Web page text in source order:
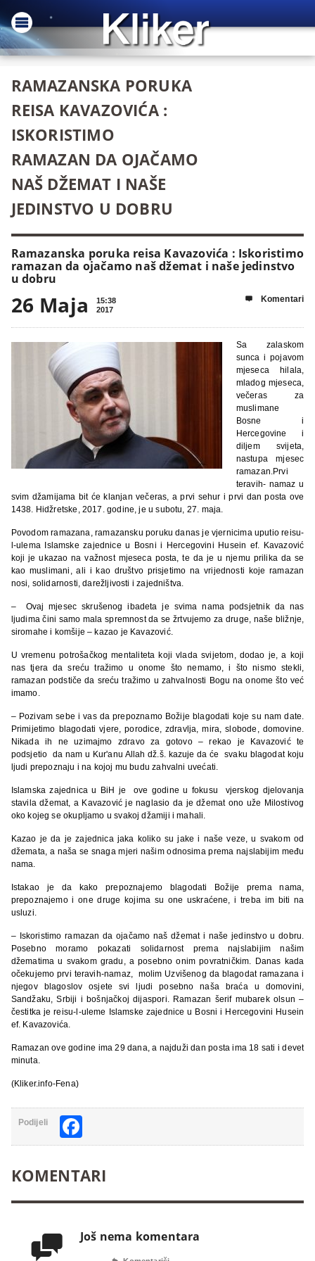
RAMAZANSKA PORUKA
REISA KAVAZOVIĆA :
ISKORISTIMO
RAMAZAN DA OJAČAMO
NAŠ DŽEMAT I NAŠE
JEDINSTVO U DOBRU
Ramazanska poruka reisa Kavazovića : Iskoristimo
ramazan da ojačamo naš džemat i naše jedinstvo
u dobru
26 Maja
15:38
2017
 Komentari
Sa zalaskom
sunca i pojavom
mjeseca hilala,
mladog mjeseca,
večeras za
muslimane
Bosne i
Hercegovine i
diljem svijeta,
nastupa mjesec
ramazan.Prvi
teravih- namaz u
svim džamijama bit će klanjan večeras, a prvi sehur i prvi dan posta ove
1438. Hidžretske, 2017. godine, je u subotu, 27. maja.
Povodom ramazana, ramazansku poruku danas je vjernicima uputio reisu-
l-ulema Islamske zajednice u Bosni i Hercegovini Husein ef. Kavazović
koji je ukazao na važnost mjeseca posta, te da je u njemu prilika da se
kao muslimani, ali i kao društvo prisjetimo na vrijednosti koje ramazan
nosi, solidarnosti, darežljivosti i zajedništva.
– Ovaj mjesec skrušenog ibadeta je svima nama podsjetnik da nas
ljudima čini samo mala spremnost da se žrtvujemo za druge, naše bližnje,
siromahe i komšije – kazao je Kavazović.
U vremenu potrošačkog mentaliteta koji vlada svijetom, dodao je, a koji
nas tjera da sreću tražimo u onome što nemamo, i što nismo stekli,
ramazan podstiče da sreću tražimo u zahvalnosti Bogu na onome što već
imamo.
– Pozivam sebe i vas da prepoznamo Božije blagodati koje su nam date.
Primijetimo blagodati vjere, porodice, zdravlja, mira, slobode, domovine.
Nikada ih ne uzimajmo zdravo za gotovo – rekao je Kavazović te
podsjetio da nam u Kur'anu Allah dž.š. kazuje da će svaku blagodat koju
ljudi prepoznaju i na kojoj mu budu zahvalni uvećati.
Islamska zajednica u BiH je ove godine u fokusu vjerskog djelovanja
stavila džemat, a Kavazović je naglasio da je džemat ono uže Milostivog
oko kojeg se okupljamo u svakoj džamiji i mahali.
Kazao je da je zajednica jaka koliko su jake i naše veze, u svakom od
džemata, a naša se snaga mjeri našim odnosima prema najslabijim među
nama.
Istakao je da kako prepoznajemo blagodati Božije prema nama,
prepoznajemo i one druge kojima su one uskraćene, i treba im biti na
usluzi.
– Iskoristimo ramazan da ojačamo naš džemat i naše jedinstvo u dobru.
Posebno moramo pokazati solidarnost prema najslabijim našim
džematima u svakom gradu, a posebno onim povratničkim. Danas kada
očekujemo prvi teravih-namaz, molim Uzvišenog da blagodat ramazana i
njegov blagoslov osjete svi ljudi posebno naša braća u domovini,
Sandžaku, Srbiji i bošnjačkoj dijaspori. Ramazan šerif mubarek olsun –
čestitka je reisu-l-uleme Islamske zajednice u Bosni i Hercegovini Husein
ef. Kavazovića.
Ramazan ove godine ima 29 dana, a najduži dan posta ima 18 sati i devet
minuta.
(Kliker.info-Fena)
Podijeli
KOMENTARI
 Još nema komentara